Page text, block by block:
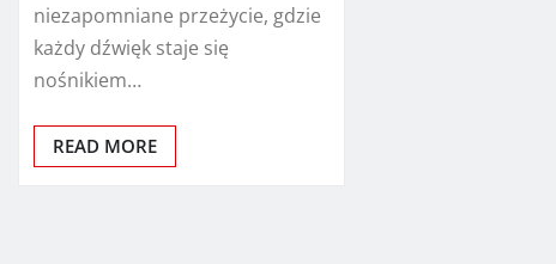
niezapomniane przeżycie, gdzie
każdy dźwięk staje się
nośnikiem…
READ MORE